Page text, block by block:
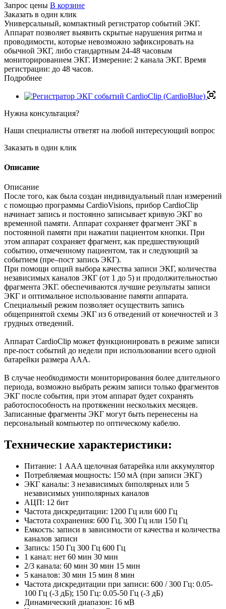
Запрос цены В корзине
Заказать в один клик
Универсальный, компактный регистратор событий ЭКГ.
Аппарат позволяет выявить скрытые нарушения ритма и
проводимости, которые невозможно зафиксировать на
обычной ЭКГ, либо стандартным 24-48 часовым
мониторированием ЭКГ. Измерение: 2 канала ЭКГ. Время
регистрации: до 48 часов.
Подробнее
Нужна консультация?
Наши специалисты ответят на любой интересующий вопрос
Заказать в один клик
Описание
Описание
После того, как была создан индивидуальный план измерений
с помощью программы CardioVisions, прибор CardioClip
начинает запись и постоянно записывает кривую ЭКГ во
временной памяти. Аппарат сохраняет фрагмент ЭКГ в
постоянной памяти при нажатии пациентом кнопки. При
этом аппарат сохраняет фрагмент, как предшествующий
событию, отмеченному пациентом, так и следующий за
событием (пре–пост запись ЭКГ).
При помощи опций выбора качества записи ЭКГ, количества
независимых каналов ЭКГ (от 1 до 5) и продолжительностью
фрагмента ЭКГ. обеспечиваются лучшие результаты записи
ЭКГ и оптимальное использование памяти аппарата.
Специальный режим позволяет осуществить запись
общепринятой схемы ЭКГ из 6 отведений от конечностей и 3
грудных отведений.
Аппарат CardioClip может функционировать в режиме записи
пре-пост событий до недели при использовании всего одной
батарейки размера AAA.
В случае необходимости мониторирования более длительного
периода, возможно выбрать режим записи только фрагментов
ЭКГ после события, при этом аппарат будет сохранять
работоспособность на протяжении нескольких месяцев.
Записанные фрагменты ЭКГ могут быть перенесены на
персональный компьютер по оптическому кабелю.
Технические характеристики:
Питание: 1 AAA щелочная батарейка или аккумулятор
Потребляемая мощность: 150 мА (при записи ЭКГ)
ЭКГ каналы: 3 независимых биполярных или 5
независимых униполярных каналов
АЦП: 12 бит
Частота дискредитации: 1200 Гц или 600 Гц
Частота сохранения: 600 Гц, 300 Гц или 150 Гц
Емкость: записи в зависимости от качества и количества
каналов записи
Запись: 150 Гц 300 Гц 600 Гц
1 канал: нет 60 мин 30 мин
2/3 канала: 60 мин 30 мин 15 мин
5 каналов: 30 мин 15 мин 8 мин
Частота дискредитации при записи: 600 / 300 Гц: 0.05-
100 Гц (-3 дБ); 150 Гц: 0.05-50 Гц (-3 дБ)
Динамический диапазон: 16 мВ